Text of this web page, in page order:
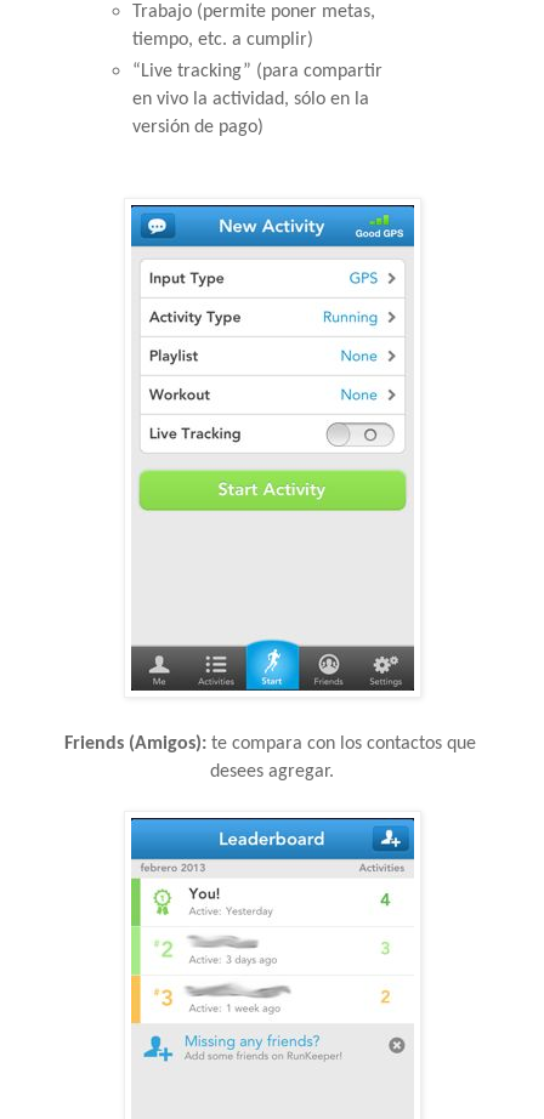
Trabajo (permite poner metas,
tiempo, etc. a cumplir)
“Live tracking” (para compartir
en vivo la actividad, sólo en la
versión de pago)
Friends (Amigos): te compara con los contactos que
desees agregar.